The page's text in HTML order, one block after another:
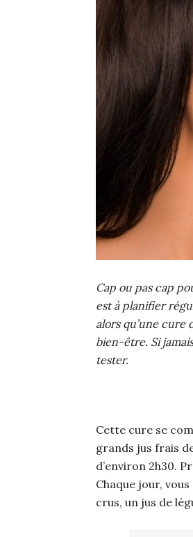
Cap ou pas cap
est à planifier
alors qu’une cure
bien-être. Si
tester.
Cette cure se
grands jus frais
d’environ 2h30.
Chaque jour,
crus, un jus de